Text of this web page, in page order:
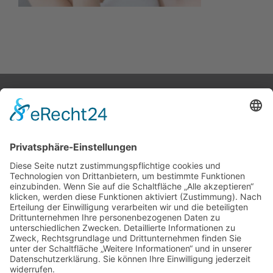
STARTSEITE ÜBER UNS KONTAKT
Melden Sie sich für unseren Newsletter an
Ich stimme derDatenschutzerklärungdieser Website
zu
Telefon: 0 21 96 – 89 88 69 – 0
Facebook:@mark.diehl.kosmetik